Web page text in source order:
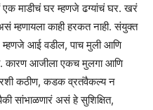
एक माडीचं घर म्हणजे ढग्यांचं घर. खरं
काही हरकत नाही. संयुक्त
आई वडील, पाच मुली आणि
आजीला एकच मुलगा आणि
कठीण, कडक व्रतंवैकल्य न
सांभाळणारं असं हे सुशिक्षित,